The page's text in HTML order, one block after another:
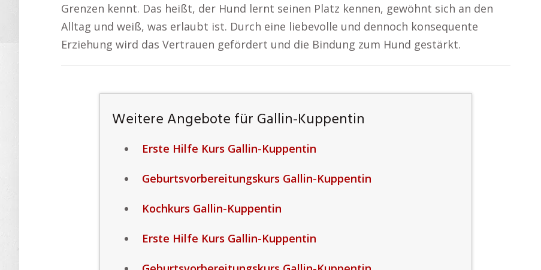
Grenzen kennt. Das heißt, der Hund lernt seinen Platz kennen, gewöhnt sich an den
Alltag und weiß, was erlaubt ist. Durch eine liebevolle und dennoch konsequente
Erziehung wird das Vertrauen gefördert und die Bindung zum Hund gestärkt.
Weitere Angebote für Gallin-Kuppentin
Erste Hilfe Kurs Gallin-Kuppentin
Geburtsvorbereitungskurs Gallin-Kuppentin
Kochkurs Gallin-Kuppentin
Erste Hilfe Kurs Gallin-Kuppentin